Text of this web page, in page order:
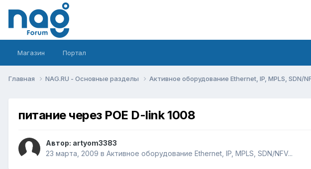
Магазин Портал
Главная NAG.RU - Основные разделы Активное оборудование Ethernet, IP, MPLS, SDN/
питание через POE D-link 1008
Автор: artyom3383
23 марта, 2009 в Активное оборудование Ethernet, IP, MPLS, SDN/NFV...